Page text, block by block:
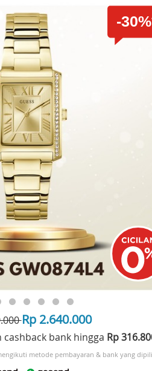
-
Rp 2.640.000
bank hingga Rp
metode pembayaran & bank yang